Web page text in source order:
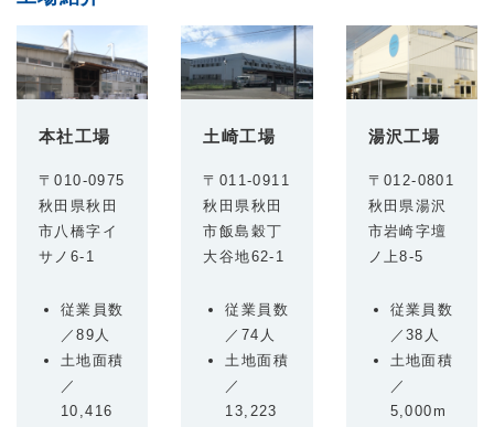
本社工場
〒010-0975
秋田県秋田
市八橋字イ
サノ6-1
従業員数
／89人
土地面積
／
10,416
土崎工場
〒011-0911
秋田県秋田
市飯島穀丁
大谷地62-1
従業員数
／74人
土地面積
／
13,223
湯沢工場
〒012-0801
秋田県湯沢
市岩崎字壇
ノ上8-5
従業員数
／38人
土地面積
／
5,000m